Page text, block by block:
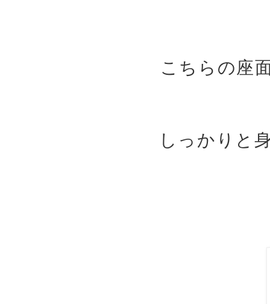
こちらの座
しっかりと